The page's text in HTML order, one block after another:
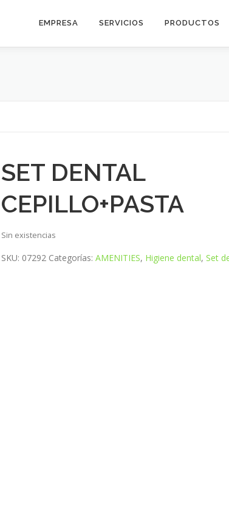
EMPRESA SERVICIOS PRODUCTOS
SET DENTAL
CEPILLO+PASTA
Sin existencias
SKU: 07292 Categorías:AMENITIES, Higiene dental,Set